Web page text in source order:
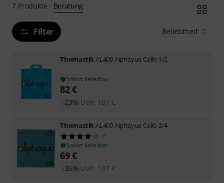
7 Produkte · Beratung
Filter Beliebtheit
ThomastikAL400 Alphayue Cello 1/2
Sofort lieferbar
82€
UVP: 107 €
-23%
ThomastikAL400 Alphayue Cello 3/4
2
Sofort lieferbar
69€
UVP: 107 €
-36%